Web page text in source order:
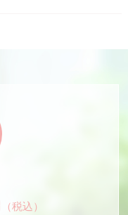
（税込）